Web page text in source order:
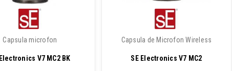
Capsula microfon
V7 MC2 BK
Capsula de Microfon Wireless
SE Electronics V7 MC2